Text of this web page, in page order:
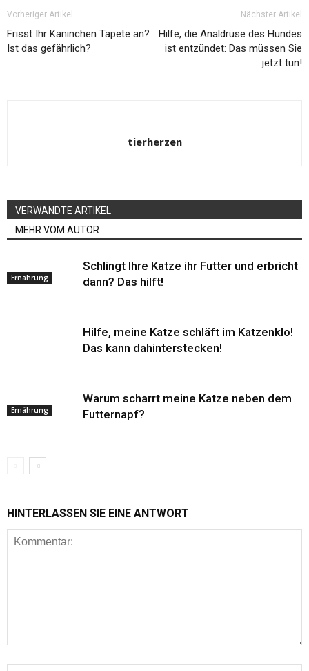
Vorheriger Artikel
Frisst Ihr Kaninchen Tapete an?
Ist das gefährlich?
Nächster Artikel
Hilfe, die Analdrüse des Hundes
ist entzündet: Das müssen Sie
jetzt tun!
tierherzen
VERWANDTE ARTIKEL
MEHR VOM AUTOR
Ernährung
Schlingt Ihre Katze ihr Futter und erbricht
dann? Das hilft!
Hilfe, meine Katze schläft im Katzenklo!
Das kann dahinterstecken!
Ernährung
Warum scharrt meine Katze neben dem
Futternapf?
HINTERLASSEN SIE EINE ANTWORT